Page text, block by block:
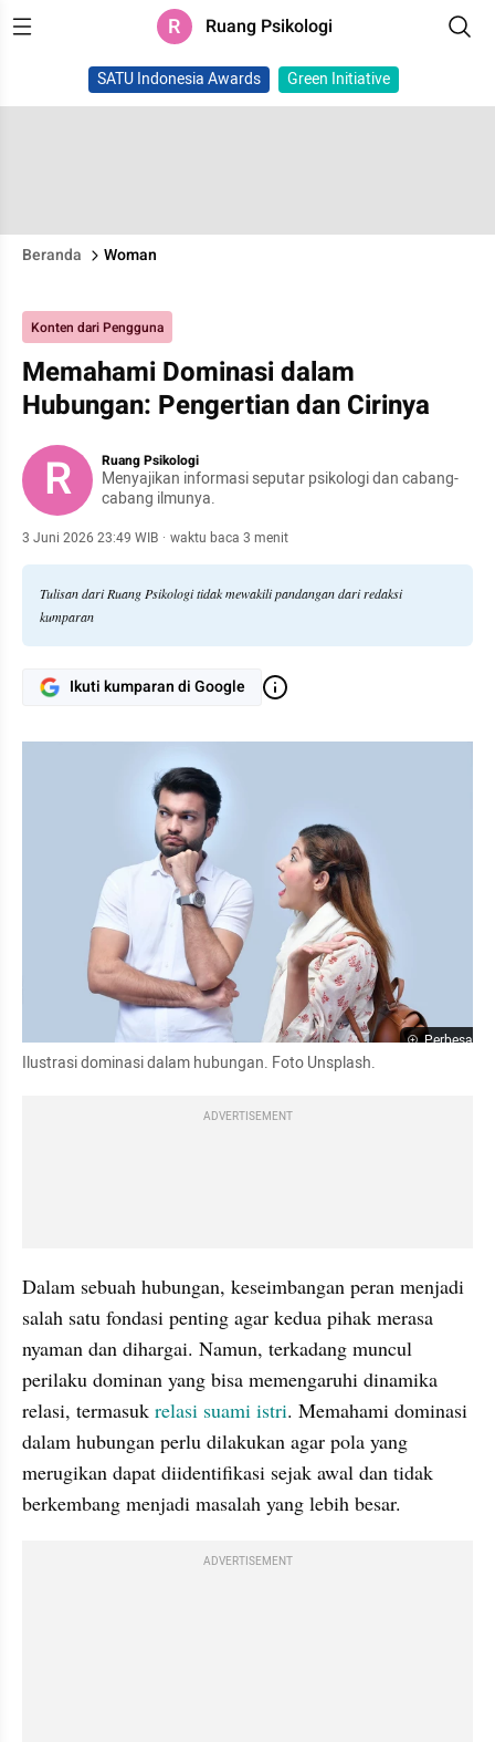
R Ruang Psikologi
SATU Indonesia Awards Green Initiative
Beranda Woman
Konten dari Pengguna
Memahami Dominasi dalam
Hubungan: Pengertian dan Cirinya
R Ruang Psikologi
Menyajikan informasi seputar psikologi dan cabang-
cabang ilmunya.
3 Juni 2026 23:49 WIB · waktu baca 3 menit
Tulisan dari Ruang Psikologi tidak mewakili pandangan dari redaksi
kumparan
Ikuti kumparan di Google
Perbesar
Ilustrasi dominasi dalam hubungan. Foto Unsplash.
ADVERTISEMENT
Dalam sebuah hubungan, keseimbangan peran menjadi
salah satu fondasi penting agar kedua pihak merasa
nyaman dan dihargai. Namun, terkadang muncul
perilaku dominan yang bisa memengaruhi dinamika
relasi, termasuk relasi suami istri. Memahami dominasi
dalam hubungan perlu dilakukan agar pola yang
merugikan dapat diidentifikasi sejak awal dan tidak
berkembang menjadi masalah yang lebih besar.
ADVERTISEMENT